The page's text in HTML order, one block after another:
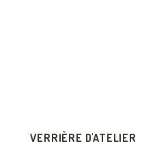
VERRIÈRE D'ATELIER